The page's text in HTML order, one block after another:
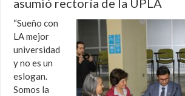
asumió rectoría de la UPLA
“Sueño con
LA mejor
universidad
y no es un
eslogan.
Somos la